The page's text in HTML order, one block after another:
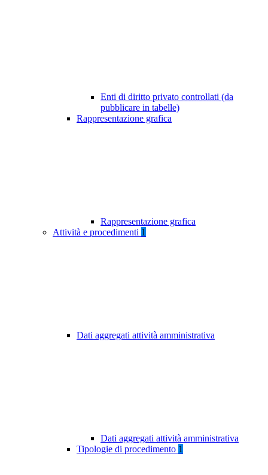
Enti di diritto privato controllati (da
pubblicare in tabelle)
Rappresentazione grafica
Rappresentazione grafica
Attività e procedimenti 1
Dati aggregati attività amministrativa
Dati aggregati attività amministrativa
Tipologie di procedimento 1